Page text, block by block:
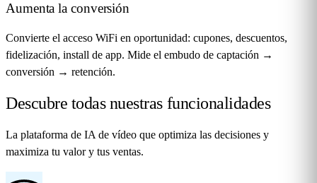
Aumenta la conversión
Convierte el acceso WiFi en oportunidad: cupones, descuentos,
fidelización, install de app. Mide el embudo de captación →
conversión → retención.
Descubre todas nuestras funcionalidades
La plataforma de IA de vídeo que optimiza las decisiones y
maximiza tu valor y tus ventas.